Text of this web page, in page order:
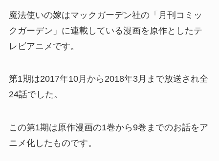
魔法使いの嫁はマックガーデン社の「月刊コミッ
クガーデン」に連載している漫画を原作としたテ
レビアニメです。
第1期は2017年10月から2018年3月まで放送され全
24話でした。
この第1期は原作漫画の1巻から9巻までのお話をア
ニメ化したものです。